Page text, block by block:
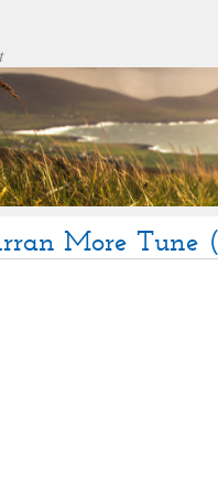
More Tune